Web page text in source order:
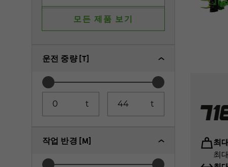
모든 제품 보기
운전 중량 [T]
t t
작업 반경 [M]
최
최